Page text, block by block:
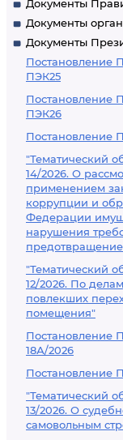
Документы
Документы
Документы
Постановление
ПЭК25
Постановление
ПЭК26
Постановление
"Тематический
14/2026. О
применением
коррупции и
Федерации
нарушения
"Тематический
12/2026. По
повлекших
помещения"
Постановление
18А/2026
Постановление
"Тематический
13/2026. О
самовольным